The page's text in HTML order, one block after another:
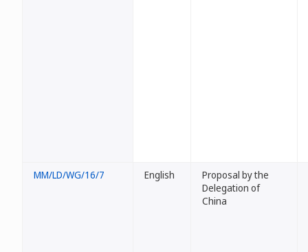
MM/LD/WG/16/7 English
Proposal by the
Delegation of
China